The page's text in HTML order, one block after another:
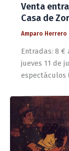
Venta
Casa de
Amparo Herrero
Entradas: 8
jueves 11 de
espectáculos